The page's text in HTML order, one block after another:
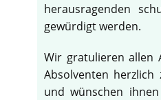
herausragenden
gewürdigt werden.
Wir gratulieren allen
Absolventen herzlich
und wünschen